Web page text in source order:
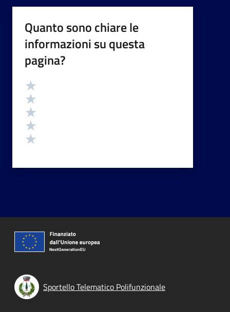
Quanto sono chiare le
informazioni su questa
pagina?
Valutazione
Sportello Telematico Polifunzionale